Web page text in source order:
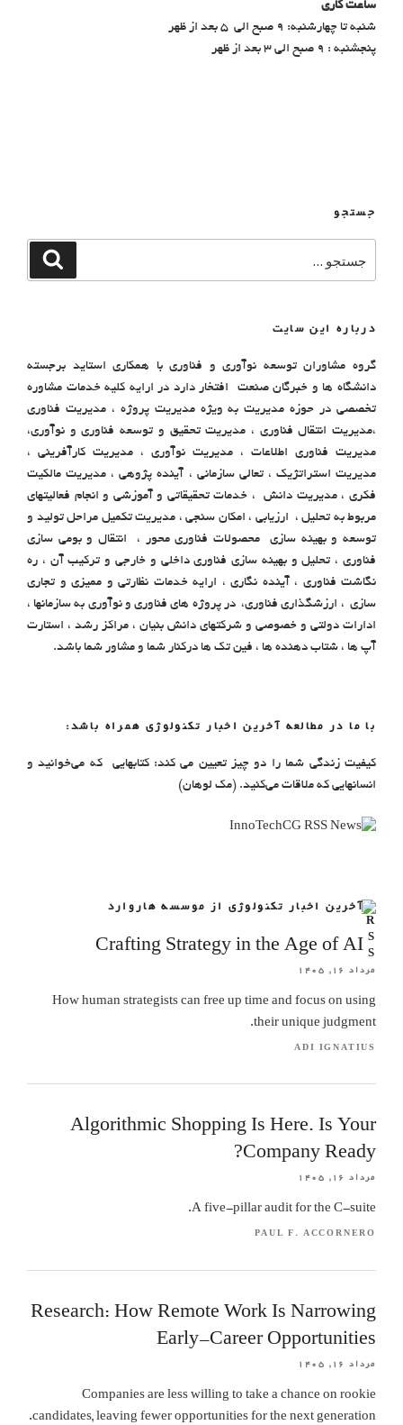
ساعت کاری
شنبه تا چهارشنبه: ۹ صبح الی ۵ بعد از ظهر
پنجشنبه : ۹ صبح الی ۳ بعد از ظهر
جستجو
درباره این سایت
گروه مشاوران توسعه نوآوری و فناوری با همکاری استاید برجسته
دانشگاه ها و خبرگان صنعت افتخار دارد در ارایه کلیه خدمات مشاوره
تخصصی در حوزه مدیریت به ویژه مدیریت پروژه ، مدیریت فناوری
،مدیریت انتقال فناوری ، مدیریت تحقیق و توسعه فناوری و نوآوری،
مدیریت فناوری اطلاعات ، مدیریت نوآوری ، مدیریت کارآفرینی ،
مدیریت استراتژیک ، تعالی سازمانی ، آینده پژوهی ، مدیریت مالکیت
فکری ، مدیریت دانش ، خدمات تحقیقاتی و آموزشی و انجام فعالیتهای
مربوط به تحلیل ، ارزیابی ، امکان سنجی ، مدیریت تکمیل مراحل تولید و
توسعه و بهینه سازی محصولات فناوری محور ، انتقال و بومی سازی
فناوری ، تحلیل و بهینه سازی فناوری داخلی و خارجی و ترکیب آن ، ره
نگاشت فناوری ، آینده نگاری ، ارایه خدمات نظارتی و ممیزی و تجاری
سازی ، ارزشگذاری فناوری، در پروژه های فناوری و نوآوری به سازمانها ،
ادارات دولتی و خصوصی و شرکتهای دانش بنیان ، مراکز رشد ، استارت
آپ ها ، شتاب دهنده ها ، فین تک ها درکنار شما و مشاور شما باشد.
با ما در مطالعه آخرین اخبار تکنولوژی همراه باشد:
کیفیت زندگی شما را دو چیز تعیین می کند: کتابهایی که می‌خوانید و
انسانهایی که ملاقات می‌کنید. (مک لوهان)
آخرین اخبار تکنولوژی از موسسه هاروارد
Crafting Strategy in the Age of AI
مرداد ۱۶, ۱۴۰۵
How human strategists can free up time and focus on using
their unique judgment.
ADI IGNATIUS
Algorithmic Shopping Is Here. Is Your
Company Ready?
مرداد ۱۶, ۱۴۰۵
A five-pillar audit for the C-suite.
PAUL F. ACCORNERO
Research: How Remote Work Is Narrowing
Early-Career Opportunities
مرداد ۱۶, ۱۴۰۵
Companies are less willing to take a chance on rookie
candidates, leaving fewer opportunities for the next generation.